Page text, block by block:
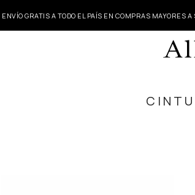
ENVÍO GRATIS A TODO EL PAÍS EN COMPRAS